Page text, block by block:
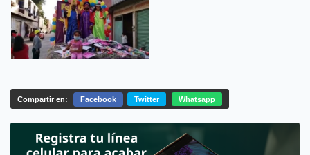
Compartir en: Facebook Twitter Whatsapp